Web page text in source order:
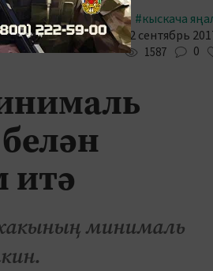
#кыскача
12 сентябрь
1587 0
итә
минималь